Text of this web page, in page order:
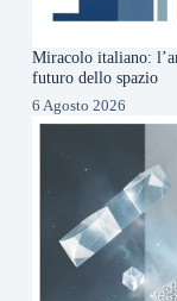
Miracolo italiano:
futuro dello spazio
6 Agosto 2026